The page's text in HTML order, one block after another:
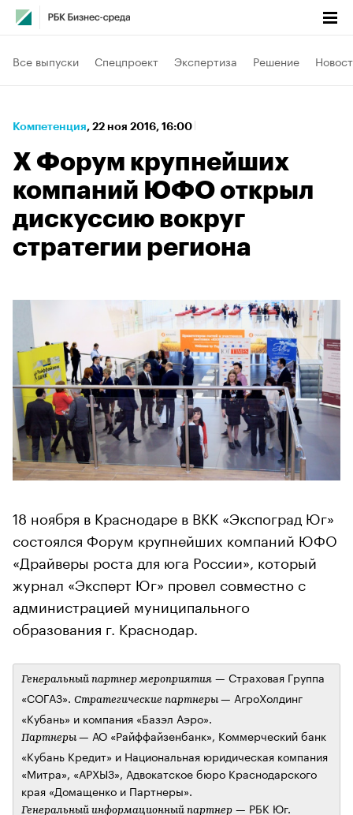
Все выпуски Спецпроект Экспертиза Решение
Компетенция⁠, 22 ноя 2016, 16:00
X Форум крупнейших
компаний ЮФО открыл
дискуссию вокруг
стратегии региона
18 ноября в Краснодаре в ВКК «Экспоград Юг»
состоялся Форум крупнейших компаний ЮФО
«Драйверы роста для юга России», который
журнал «Эксперт Юг» провел совместно с
администрацией муниципального
образования г. Краснодар.
Генеральный партнер мероприятия — Страховая Группа
«СОГАЗ». Стратегические партнеры — АгроХолдинг
«Кубань» и компания «Базэл Аэро».
Партнеры — АО «Райффайзенбанк», Коммерческий банк
«Кубань Кредит» и Национальная юридическая компания
«Митра», «АРХЫЗ», Адвокатское бюро Краснодарского
края «Домащенко и Партнеры».
Генеральный информационный партнер — РБК Юг.